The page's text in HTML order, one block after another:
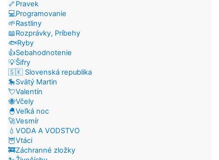
🦴Pravek
💻Programovanie
🌱Rastliny
📖Rozprávky, Príbehy
🐟Ryby
👍Sebahodnotenie
💡Šifry
🇸🇰 Slovenská republika
🎠Svätý Martin
💘Valentín
🐝Včely
🐣Veľká noc
🚀Vesmír
💧VODA A VODSTVO
🦉Vtáci
🚒Záchranné zložky